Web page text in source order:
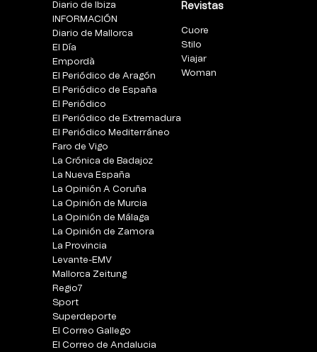
Diario de Ibiza
INFORMACIÓN
Diario de Mallorca
El Día
Empordà
El Periódico de Aragón
El Periódico de España
El Periódico
El Periódico de Extremadura
El Periódico Mediterráneo
Faro de Vigo
La Crónica de Badajoz
La Nueva España
La Opinión A Coruña
La Opinión de Murcia
La Opinión de Málaga
La Opinión de Zamora
La Provincia
Levante-EMV
Mallorca Zeitung
Regio7
Sport
Superdeporte
El Correo Gallego
El Correo de Andalucia
Revistas
Cuore
Stilo
Viajar
Woman